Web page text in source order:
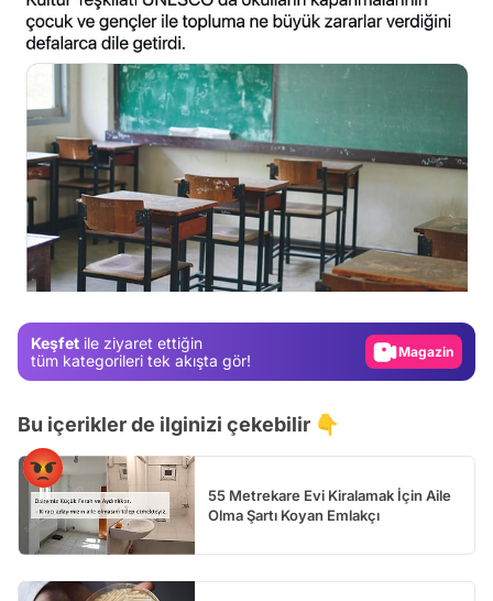
Keşfet ile ziyaret ettiğin
tüm kategorileri tek akışta gör!
Video
Gündem
Video
Bu içerikler de ilginizi çekebilir 👇
55 Metrekare Evi Kiralamak İçin Aile
Olma Şartı Koyan Emlakçı